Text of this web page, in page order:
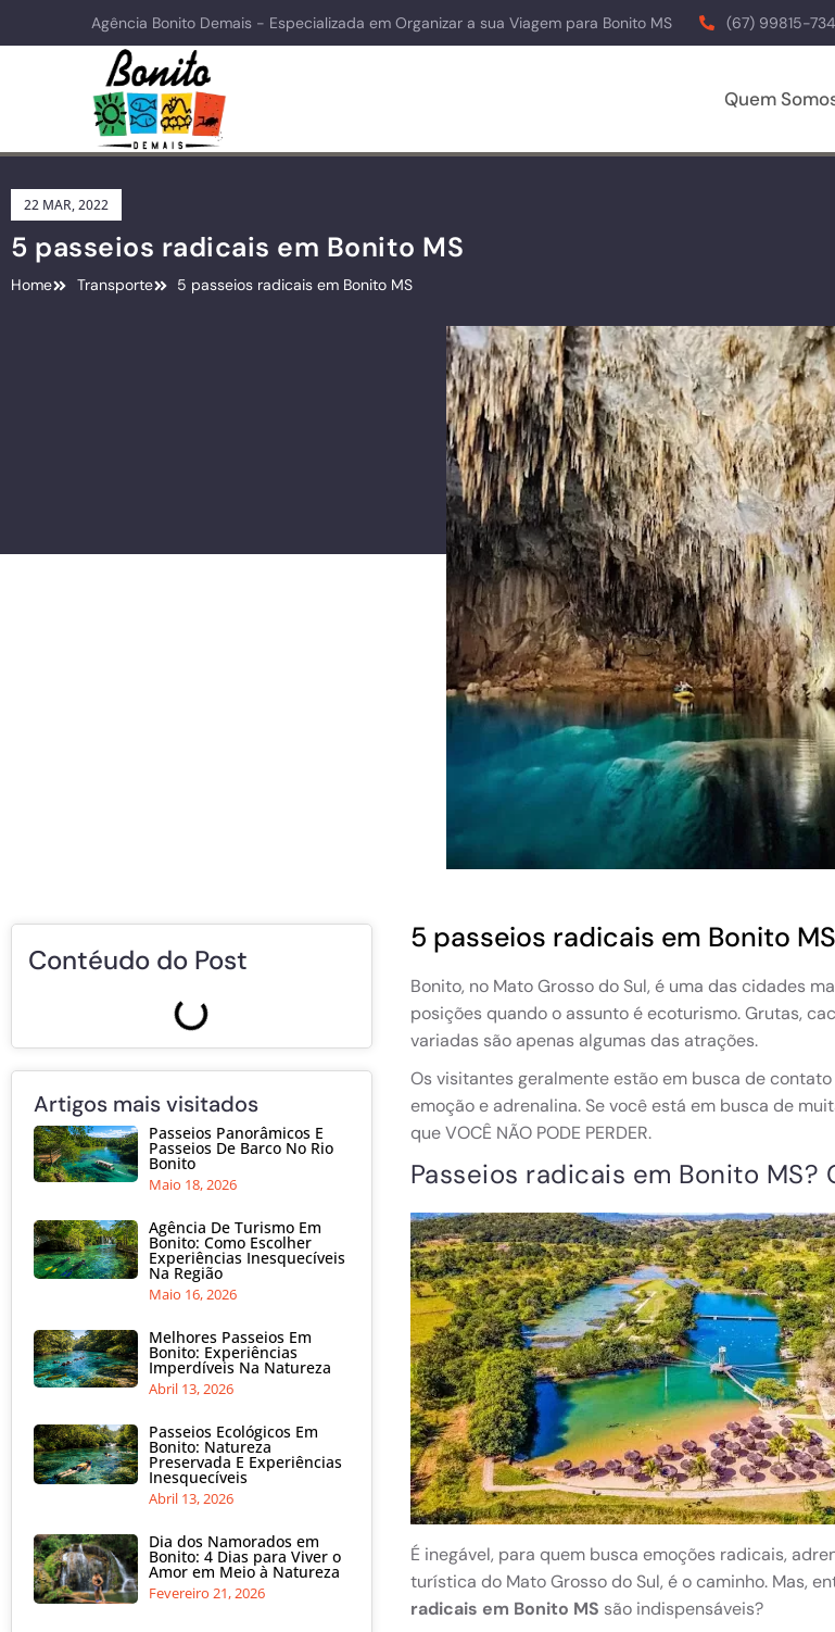
Agência Bonito Demais - Especializada em Organizar a sua Viagem para Bonito MS (67) 99815-
Quem
22 MAR, 2022
5 passeios radicais em Bonito MS
Home Transporte 5 passeios radicais em Bonito MS
Contéudo do Post
Artigos mais visitados
Passeios Panorâmicos E
Passeios De Barco No Rio
Bonito
Maio 18, 2026
Agência De Turismo Em
Bonito: Como Escolher
Experiências Inesquecíveis
Na Região
Maio 16, 2026
Melhores Passeios Em
Bonito: Experiências
Imperdíveis Na Natureza
Abril 13, 2026
Passeios Ecológicos Em
Bonito: Natureza
Preservada E Experiências
Inesquecíveis
Abril 13, 2026
Dia dos Namorados em
Bonito: 4 Dias para Viver o
Amor em Meio à Natureza
Fevereiro 21, 2026
5 passeios radicais em Bonito MS
Bonito, no Mato Grosso do Sul, é uma das cidades
posições quando o assunto é ecoturismo. Grutas,
variadas são apenas algumas das atrações.
Os visitantes geralmente estão em busca de
emoção e adrenalina. Se você está em busca de
que VOCÊ NÃO PODE PERDER.
Passeios radicais em Bonito MS?
É inegável, para quem busca emoções radicais,
turística do Mato Grosso do Sul, é o caminho. Mas,
radicais em Bonito MS são indispensáveis?